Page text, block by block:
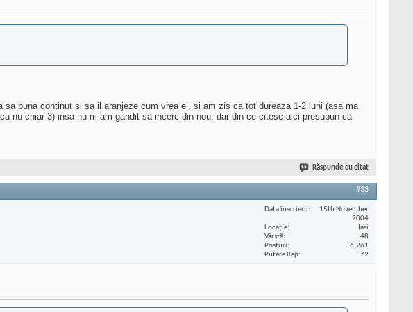
sa puna continut si sa il aranjeze cum vrea el, si am zis ca tot dureaza 1-2 luni (asa ma
nu chiar 3) insa nu m-am gandit sa incerc din nou, dar din ce citesc aici presupun ca
Răspunde cu citat
#33
Data înscrierii
15th November
2004
Locaţie
Iasi
Vârstă
48
Posturi
6.261
Putere Rep
72